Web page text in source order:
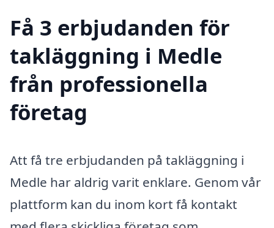
Få 3 erbjudanden för
takläggning i Medle
från professionella
företag
Att få tre erbjudanden på takläggning i
Medle har aldrig varit enklare. Genom vår
plattform kan du inom kort få kontakt